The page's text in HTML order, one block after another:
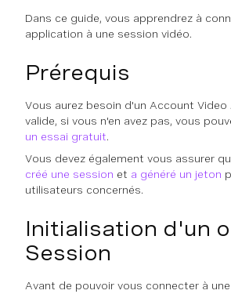
Dans ce guide, vous apprendrez à
application à une session vidéo.
Prérequis
Vous aurez besoin d'un Account Video
valide, si vous n'en avez pas, vous
un essai gratuit.
Vous devez également vous assurer
créé une session et a généré un jeton
utilisateurs concernés.
Initialisation d'un
Session
Avant de pouvoir vous connecter à